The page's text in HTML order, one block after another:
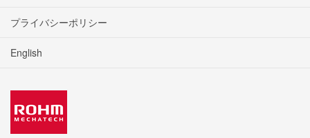
プライバシーポリシー
English